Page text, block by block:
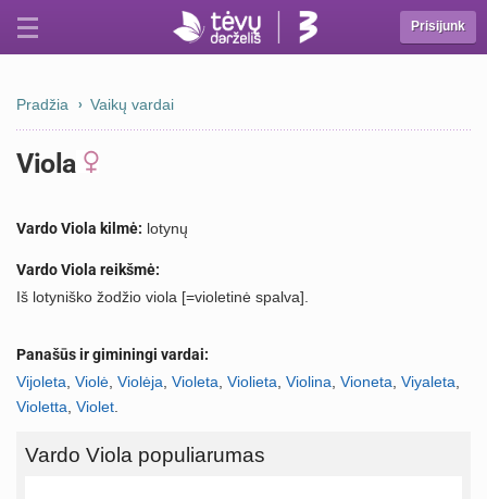
Prisijunk
Pradžia Vaikų vardai
Viola
Vardo Viola kilmė: lotynų
Vardo Viola reikšmė:
Iš lotyniško žodžio viola [=violetinė spalva].
Panašūs ir giminingi vardai:
Vijoleta Violė Violėja Violeta Violieta Violina Vioneta Viyaleta
Violetta Violet
Vardo Viola populiarumas